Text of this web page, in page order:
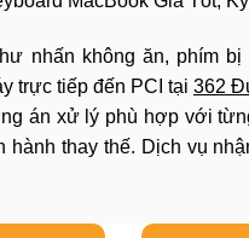
nhấn không ăn, phím
trực tiếp đến PCI tại 362
án xử lý phù hợp với
thay thế. Dịch vụ